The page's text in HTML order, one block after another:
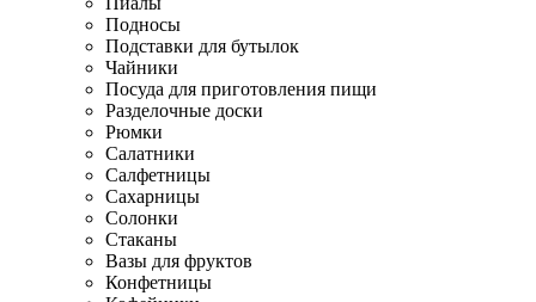
Подносы
Подставки для бутылок
Чайники
Посуда для приготовления пищи
Разделочные доски
Рюмки
Салатники
Салфетницы
Сахарницы
Солонки
Стаканы
Вазы для фруктов
Конфетницы